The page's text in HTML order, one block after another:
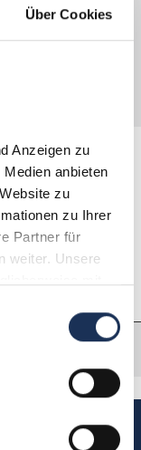
Über Cookies
Anzeigen zu
anbieten
zu
zu Ihrer
Partner für
weiter. Unsere
der Dienste
jederzeit
je